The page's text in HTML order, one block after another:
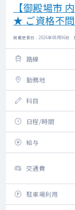
【御殿場市
★ ご資格不問
掲載更新日 : 2026年08月06日
路線
勤務地
科目
日程/時間
給与
交通費
駐車場利用